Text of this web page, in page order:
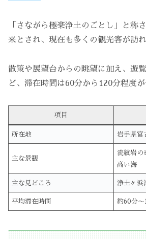
「さながら極楽浄土のごとし」と称
来とされ、現在も多くの観光客が訪れ
散策や展望台からの眺望に加え、遊
ど、滞在時間は60分から120分程度が
項目
所在地 岩手県宮
主な景観
流紋岩の
高い海
主な見どころ 浄土ヶ浜
平均滞在時間 約60分〜